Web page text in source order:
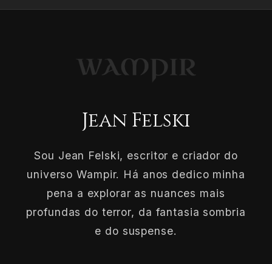
Jean Felski
Sou Jean Felski, escritor e criador do
universo Wampir. Há anos dedico minha
pena a explorar as nuances mais
profundas do terror, da fantasia sombria
e do suspense.